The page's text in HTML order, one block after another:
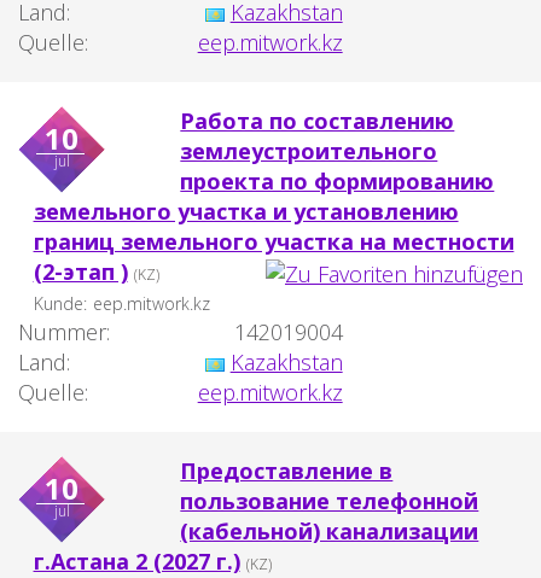
Land:
Kazakhstan
Quelle:
eep.mitwork.kz
10
jul
Работа по составлению
землеустроительного
проекта по формированию
земельного участка и установлению
границ земельного участка на местности
(2-этап ) (KZ)
Kunde: eep.mitwork.kz
Nummer:
142019004
Land:
Kazakhstan
Quelle:
eep.mitwork.kz
10
jul
Предоставление в
пользование телефонной
(кабельной) канализации
г.Астана 2 (2027 г.) (KZ)